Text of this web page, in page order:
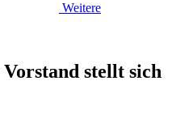
Weitere
stellt sich